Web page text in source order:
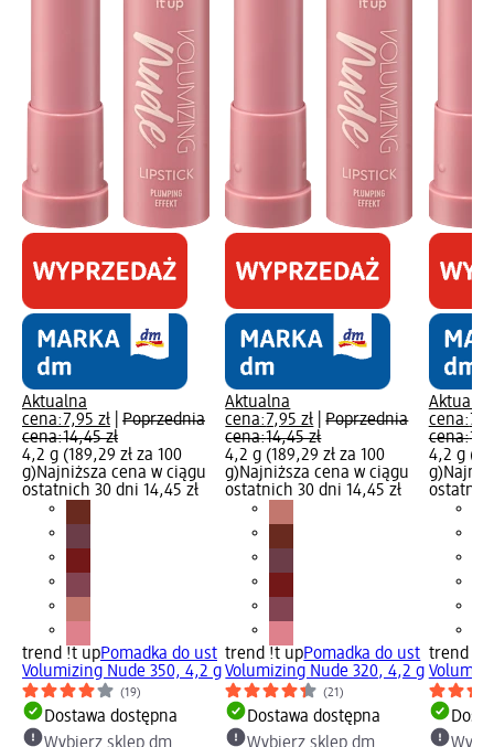
Aktualna
cena:7,95 zł
Poprzednia
cena:14,45 zł
4,2 g (189,29 zł za 100
g)Najniższa cena w ciągu
ostatnich 30 dni 14,45 zł
trend !t upPomadka do ust
Volumizing Nude 350, 4,2 g
(19)
Dostawa dostępna
Aktualna
cena:7,95 zł |Poprzednia
cena:14,45 zł
4,2 g (189,29 zł za 100
g)Najniższa cena w ciągu
ostatnich 30 dni 14,45 zł
trend !t upPomadka do ust
Volumizing Nude 320, 4,2 g
(21)
Dostawa dostępna
Aktualna
cena:
cena:
4,2 g
g)
trend !t